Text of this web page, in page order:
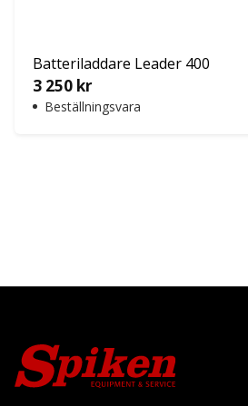
Batteriladdare Leader 400
3 250 kr
Beställningsvara